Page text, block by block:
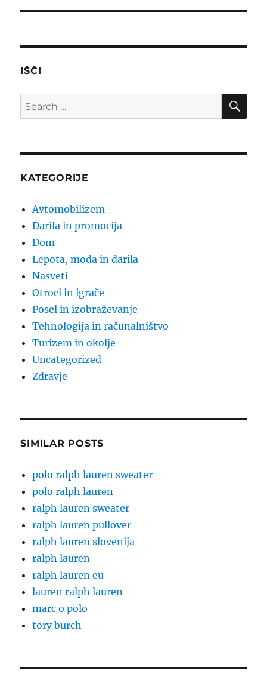
IŠČI
Search
for:
KATEGORIJE
Avtomobilizem
Darila in promocija
Dom
Lepota, moda in darila
Nasveti
Otroci in igrače
Posel in izobraževanje
Tehnologija in računalništvo
Turizem in okolje
Uncategorized
Zdravje
SIMILAR POSTS
polo ralph lauren sweater
polo ralph lauren
ralph lauren sweater
ralph lauren pullover
ralph lauren slovenija
ralph lauren
ralph lauren eu
lauren ralph lauren
marc o polo
tory burch